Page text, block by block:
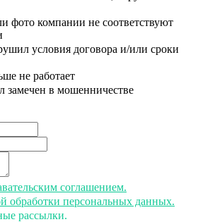
фото компании не соответствуют
условия договора и/или сроки
не работает
замечен в мошенничестве
соглашением.
обработки персональных данных.
рассылки.